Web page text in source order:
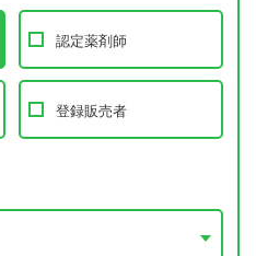
認定薬剤師
登録販売者